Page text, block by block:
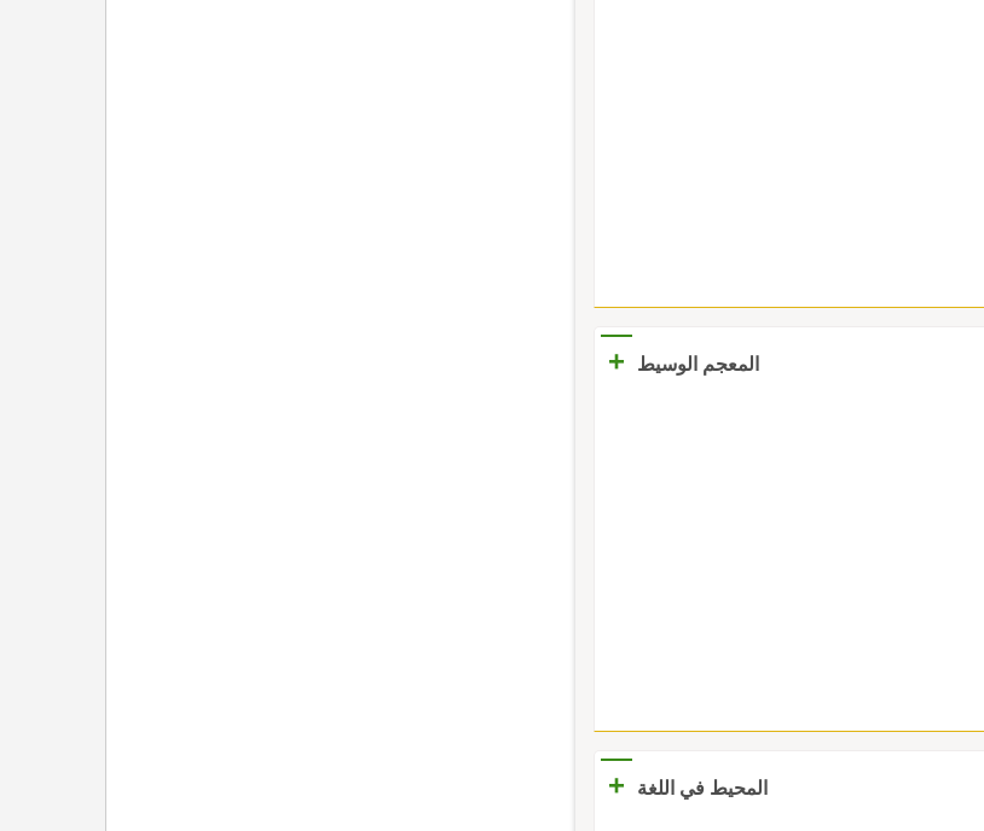
المعجم الوسيط +
المحيط في اللغة
+